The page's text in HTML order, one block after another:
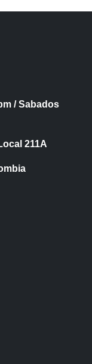
/ Sabados
211A